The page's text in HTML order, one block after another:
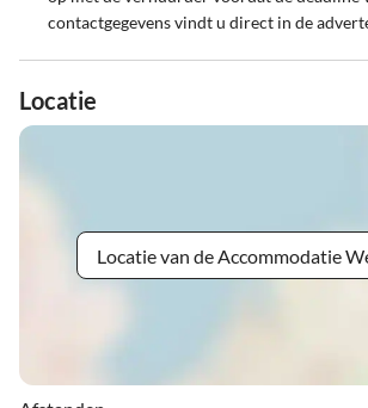
contactgegevens vindt u direct in de
Locatie
Locatie van de Accommodatie